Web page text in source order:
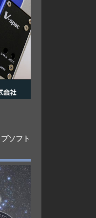
ソフト